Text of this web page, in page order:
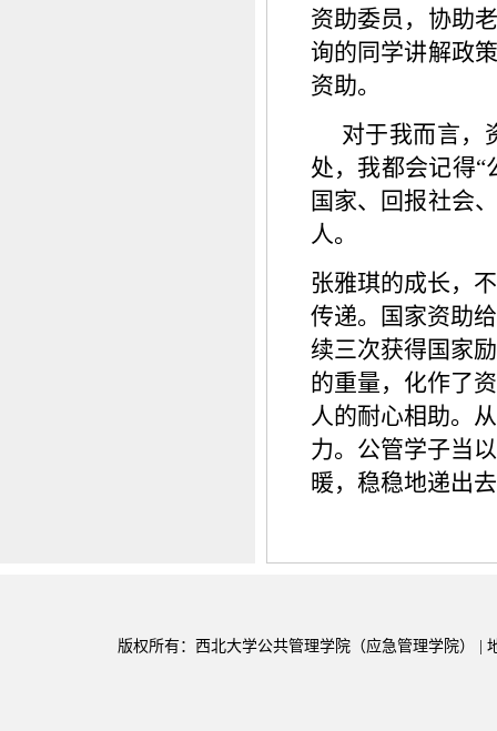
资助委员，协助
询的同学讲解政
资助。
对于我而言，
处，我都会记得“
国家、回报社会
人。
张雅琪的成长，
传递。国家资助
续三次获得国家
的重量，化作了
人的耐心相助。
力。公管学子当
暖，稳稳地递出
版权所有：西北大学公共管理学院（应急管理学院） |